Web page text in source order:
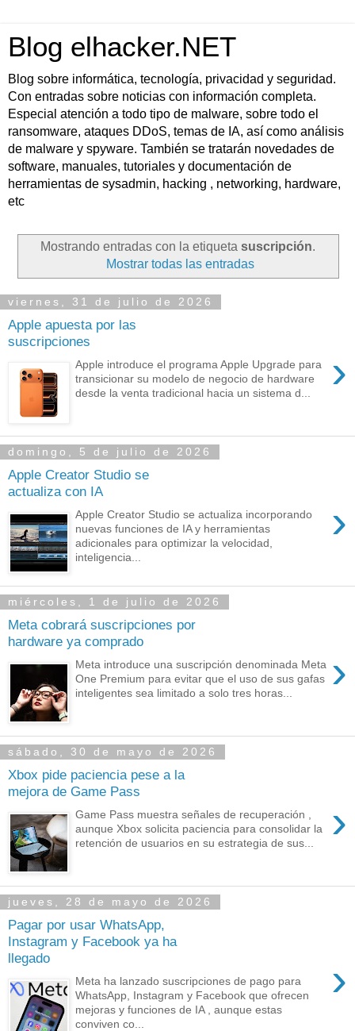
Blog elhacker.NET
Blog sobre informática, tecnología, privacidad y seguridad.
Con entradas sobre noticias con información completa.
Especial atención a todo tipo de malware, sobre todo el
ransomware, ataques DDoS, temas de IA, así como análisis
de malware y spyware. También se tratarán novedades de
software, manuales, tutoriales y documentación de
herramientas de sysadmin, hacking , networking, hardware,
etc
Mostrando entradas con la etiqueta suscripción.
Mostrar todas las entradas
viernes, 31 de julio de 2026
Apple apuesta por las
suscripciones
›
Apple introduce el programa Apple Upgrade para
transicionar su modelo de negocio de hardware
desde la venta tradicional hacia un sistema d...
domingo, 5 de julio de 2026
Apple Creator Studio se
actualiza con IA
›
Apple Creator Studio se actualiza incorporando
nuevas funciones de IA y herramientas
adicionales para optimizar la velocidad,
inteligencia...
miércoles, 1 de julio de 2026
Meta cobrará suscripciones por
hardware ya comprado
›
Meta introduce una suscripción denominada Meta
One Premium para evitar que el uso de sus gafas
inteligentes sea limitado a solo tres horas...
sábado, 30 de mayo de 2026
Xbox pide paciencia pese a la
mejora de Game Pass
›
Game Pass muestra señales de recuperación ,
aunque Xbox solicita paciencia para consolidar la
retención de usuarios en su estrategia de sus...
jueves, 28 de mayo de 2026
Pagar por usar WhatsApp,
Instagram y Facebook ya ha
llegado
›
Meta ha lanzado suscripciones de pago para
WhatsApp, Instagram y Facebook que ofrecen
mejoras y funciones de IA , aunque estas
conviven co...